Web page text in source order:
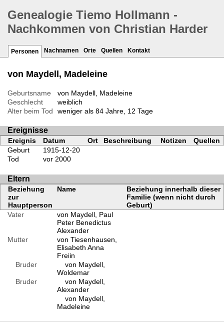
Genealogie Tiemo Hollmann -
Nachkommen von Christian Harder
Personen Nachnamen Orte Quellen Kontakt
von Maydell, Madeleine
Geburtsname
von Maydell, Madeleine
Geschlecht
weiblich
Alter beim Tod
weniger als 84 Jahre, 12 Tage
Ereignisse
Ereignis Datum Ort Beschreibung Notizen
Quellen
Geburt
1915-12-20
Tod
vor 2000
Eltern
Beziehung
zur
Hauptperson
Name
Beziehung innerhalb dieser
Familie (wenn nicht durch
Geburt)
Vater
von Maydell, Paul
Peter Benedictus
Alexander
Mutter
von Tiesenhausen,
Elisabeth Anna
Freiin
Bruder
von Maydell,
Woldemar
Bruder
von Maydell,
Alexander
von Maydell,
Madeleine